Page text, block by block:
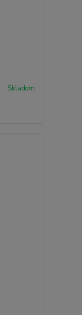
Skladom